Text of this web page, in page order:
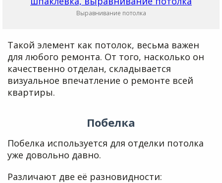
Выравнивание потолка
Такой элемент как потолок, весьма важен
для любого ремонта. От того, насколько он
качественно отделан, складывается
визуальное впечатление о ремонте всей
квартиры.
Побелка
Побелка используется для отделки потолка
уже довольно давно.
Различают две её разновидности: